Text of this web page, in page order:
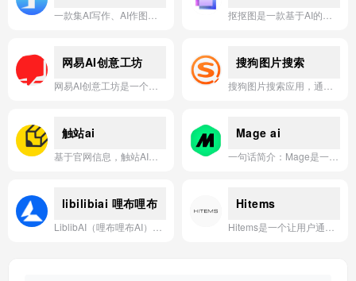
网易AI创意工坊 搜狗图片搜索
触站ai Mage ai
libilibiai 哩布哩布 Hitems